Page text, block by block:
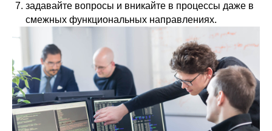
задавайте вопросы и вникайте в процессы даже в
смежных функциональных направлениях.